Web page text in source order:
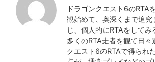
ドラゴンクエスト6のRTA
観始めて、奥深くまで追究
じ、個人的にRTAをしてみ
多くのRTA走者を観て日々
クエスト6のRTAで得られ